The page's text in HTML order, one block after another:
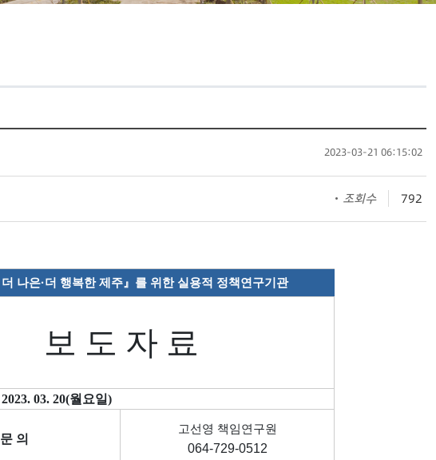
2023-03-21 06:15:02
조회수 792
더 나은·더 행복한 제주』 를 위한 실용적 정책연구기관
보 도 자 료
2023. 03. 20(월요일)
문 의
고선영 책임연구원
064-729-0512